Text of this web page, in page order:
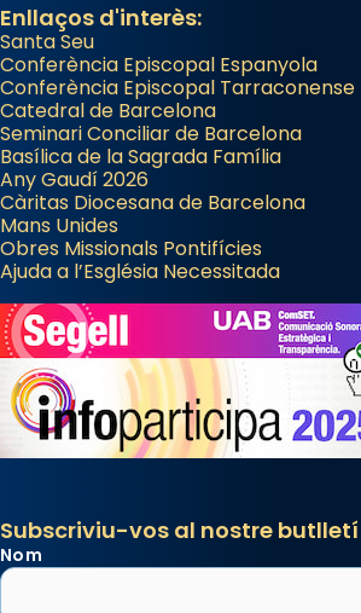
Enllaços d'interès:
Santa Seu
Conferència Episcopal Espanyola
Conferència Episcopal Tarraconense
Catedral de Barcelona
Seminari Conciliar de Barcelona
Basílica de la Sagrada Família
Any Gaudí 2026
Càritas Diocesana de Barcelona
Mans Unides
Obres Missionals Pontifícies
Ajuda a l’Església Necessitada
Subscriviu-vos al nostre
Nom